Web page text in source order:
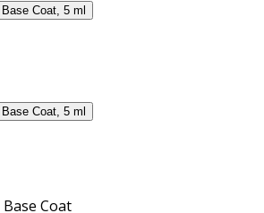
Coat, 5 ml
Coat, 5 ml
Coat